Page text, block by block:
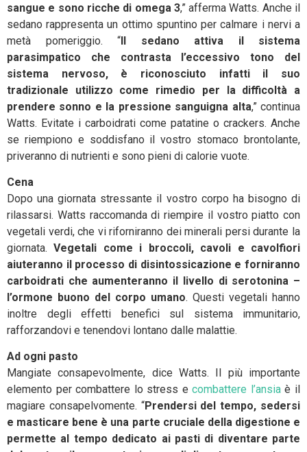
sangue e sono ricche di omega 3,” afferma Watts. Anche il
sedano rappresenta un ottimo spuntino per calmare i nervi a
metà pomeriggio. “Il sedano attiva il sistema
parasimpatico che contrasta l’eccessivo tono del
sistema nervoso, è riconosciuto infatti il suo
tradizionale utilizzo come rimedio per la difficoltà a
prendere sonno e la pressione sanguigna alta,” continua
Watts. Evitate i carboidrati come patatine o crackers. Anche
se riempiono e soddisfano il vostro stomaco brontolante,
priveranno di nutrienti e sono pieni di calorie vuote.
Cena
Dopo una giornata stressante il vostro corpo ha bisogno di
rilassarsi. Watts raccomanda di riempire il vostro piatto con
vegetali verdi, che vi riforniranno dei minerali persi durante la
giornata.Vegetali come i broccoli, cavoli e cavolfiori
aiuteranno il processo di disintossicazione e forniranno
carboidrati che aumenteranno il livello di serotonina –
l’ormone buono del corpo umano. Questi vegetali hanno
inoltre degli effetti benefici sul sistema immunitario,
rafforzandovi e tenendovi lontano dalle malattie.
Ad ogni pasto
Mangiate consapevolmente, dice Watts. Il più importante
elemento per combattere lo stress ecombattere l’ansiaè il
magiare consapelvomente. “Prendersi del tempo, sedersi
e masticare bene è una parte cruciale della digestione e
permette al tempo dedicato ai pasti di diventare parte